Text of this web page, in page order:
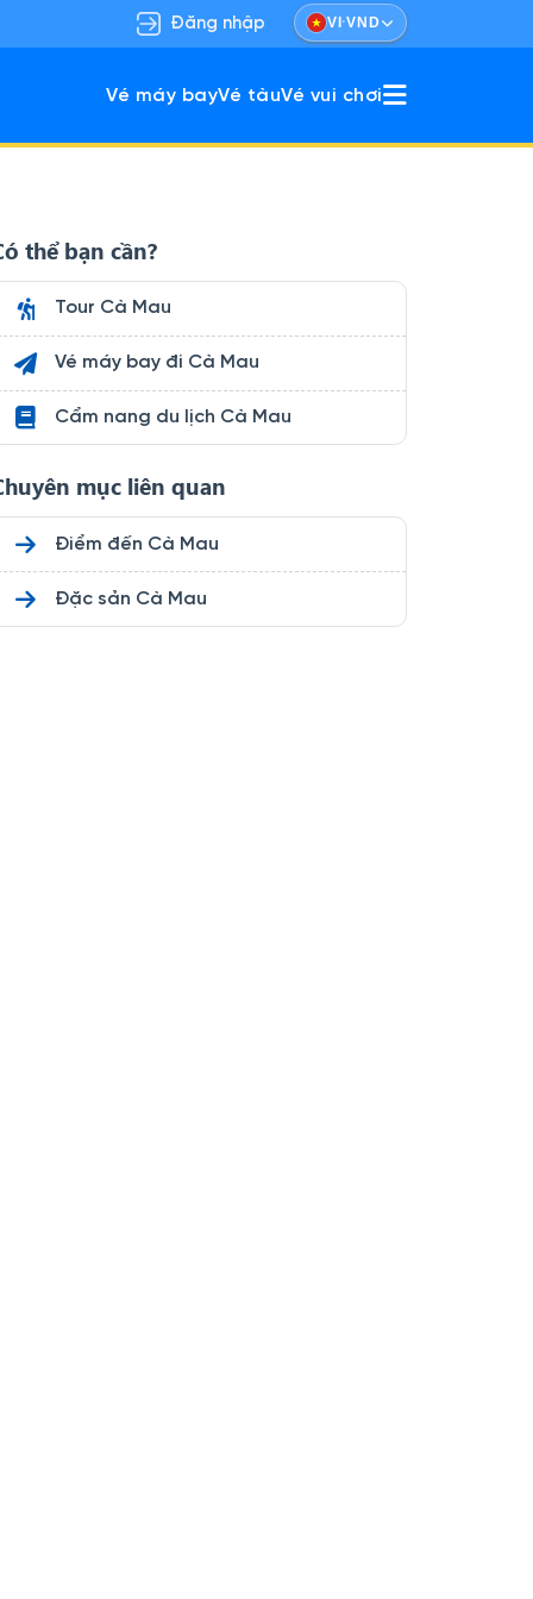
Đăng nhập VI ·VND
Vé máy bayVé tàuVé vui chơi
thể bạn cần?
Tour Cà Mau
Vé máy bay đi Cà Mau
Cẩm nang du lịch Cà Mau
mục liên quan
Điểm đến Cà Mau
Đặc sản Cà Mau